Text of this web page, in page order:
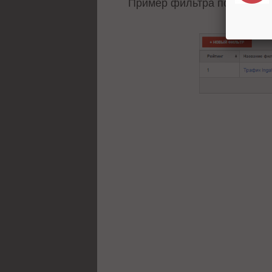
Пример фильтра по IP-